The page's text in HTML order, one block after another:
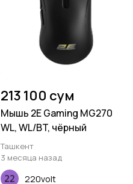
213 100 сум
Мышь 2E Gaming MG270
WL, WL/BT, чёрный
Ташкент
3 месяца назад
220volt